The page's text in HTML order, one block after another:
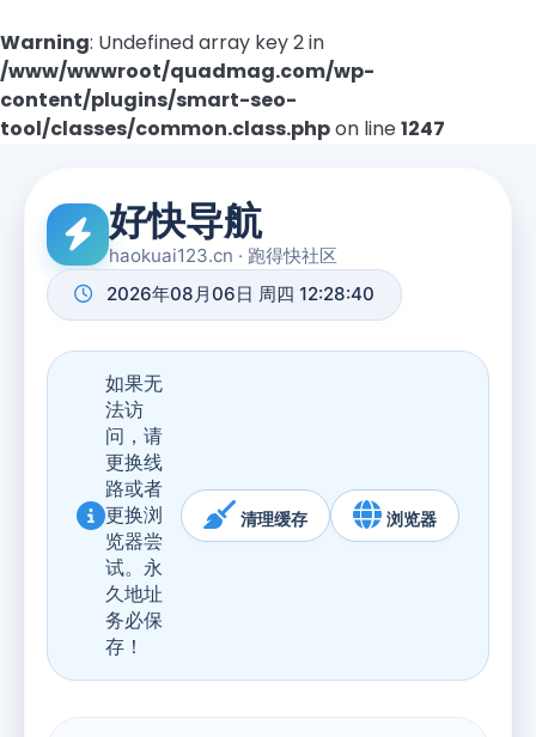
Warning: Undefined array key 2 in
/www/wwwroot/quadmag.com/wp-
content/plugins/smart-seo-
tool/classes/common.class.phpon line1247